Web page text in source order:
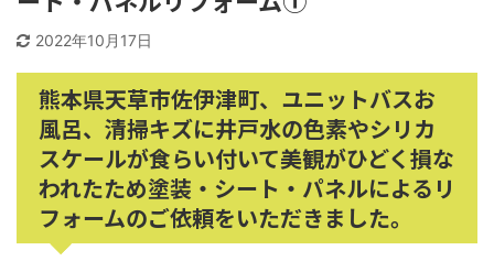
2022年10月17日
熊本県天草市佐伊津町、ユニットバスお
風呂、清掃キズに井戸水の色素やシリカ
スケールが食らい付いて美観がひどく損な
われたため塗装・シート・パネルによるリ
フォームのご依頼をいただきました。